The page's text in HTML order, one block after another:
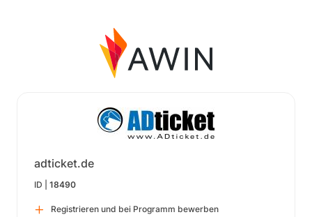
adticket.de
ID | 18490
Registrieren und bei Programm bewerben